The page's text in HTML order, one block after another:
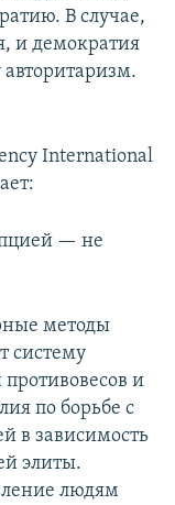
В случае,
и демократия
International
— не
методы
систему
и
по борьбе с
в зависимость
элиты.
людям